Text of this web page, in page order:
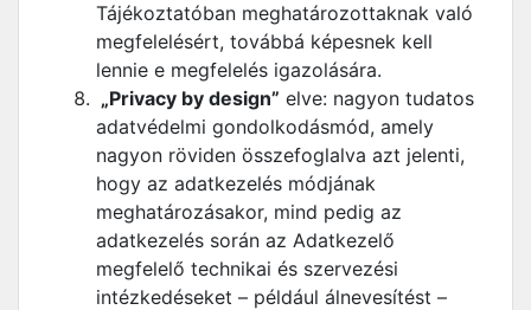
Tájékoztatóban meghatározottaknak való
megfelelésért, továbbá képesnek kell
lennie e megfelelés igazolására.
„Privacy by design” elve: nagyon tudatos
adatvédelmi gondolkodásmód, amely
nagyon röviden összefoglalva azt jelenti,
hogy az adatkezelés módjának
meghatározásakor, mind pedig az
adatkezelés során az Adatkezelő
megfelelő technikai és szervezési
intézkedéseket – például álnevesítést –